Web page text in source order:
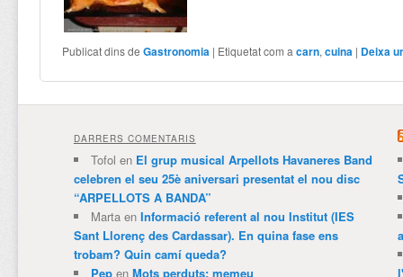
Publicat dins de Gastronomia | Etiquetat com a carn,cuina | Deixa
DARRERS COMENTARIS
Tofol en El grup musical Arpellots Havaneres Band
celebren el seu 25è aniversari presentat el nou disc
“ARPELLOTS A BANDA”
Martaen Informació referent al nou Institut (IES
Sant Llorenç des Cardassar). En quina fase ens
trobam? Quin camí queda?
Pepen Mots perduts: memeu